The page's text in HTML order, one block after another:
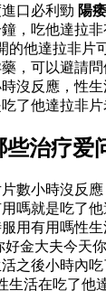
口必利勁 陽
，吃他達
的他達拉非
，可以避
沒反應，性
了他達拉非
治疗爱
數小時沒反
嗎就是吃了
用有用嗎
金大夫今
之後小時內
活在吃了